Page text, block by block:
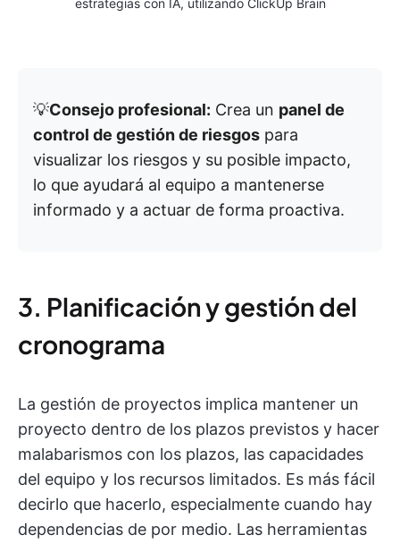
💡Consejo profesional: Crea un panel de
control de gestión de riesgos para
visualizar los riesgos y su posible impacto,
lo que ayudará al equipo a mantenerse
informado y a actuar de forma proactiva.
3. Planificación y gestión del
cronograma
La gestión de proyectos implica mantener un
proyecto dentro de los plazos previstos y hacer
malabarismos con los plazos, las capacidades
del equipo y los recursos limitados. Es más fácil
decirlo que hacerlo, especialmente cuando hay
dependencias de por medio. Las herramientas